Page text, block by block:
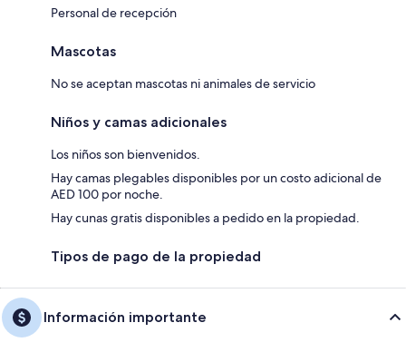
Personal de recepción
Mascotas
No se aceptan mascotas ni animales de servicio
Niños y camas adicionales
Los niños son bienvenidos.
Hay camas plegables disponibles por un costo adicional de
AED 100 por noche.
Hay cunas gratis disponibles a pedido en la propiedad.
Tipos de pago de la propiedad
Información importante